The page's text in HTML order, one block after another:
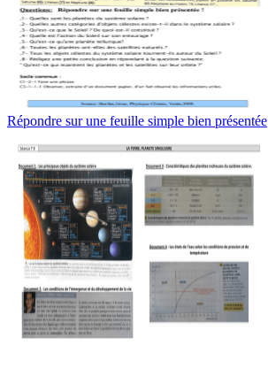
Répondre sur une feuille simple bien présentée